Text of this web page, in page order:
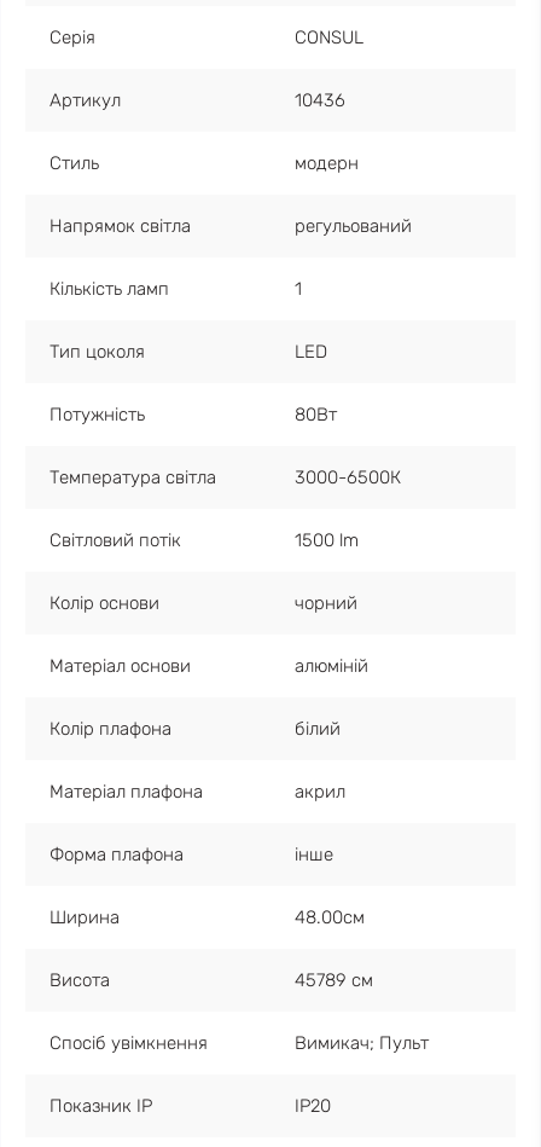
Серія CONSUL
Артикул 10436
Стиль модерн
Напрямок світла регульований
Кількість ламп 1
Тип цоколя LED
Потужність 80Вт
Температура світла 3000-6500К
Світловий потік 1500 lm
Колір основи чорний
Матеріал основи алюміній
Колір плафона білий
Матеріал плафона акрил
Форма плафона інше
Ширина 48.00см
Висота 45789 см
Спосіб увімкнення Вимикач; Пульт
Показник IP IP20